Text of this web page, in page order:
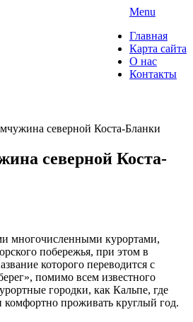
Menu
Главная
Карта сайта
О нас
Контакты
северной Коста-Бланки
северной Коста-
многочисленными курортами,
побережья, при этом в
которого переводится с
помимо всем известного
городки, как Кальпе, где
проживать круглый год.